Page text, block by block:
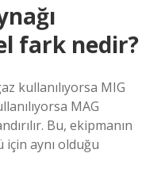
fark nedir?
kullanılıyorsa MIG
MAG
Bu, ekipmanın
aynı olduğu